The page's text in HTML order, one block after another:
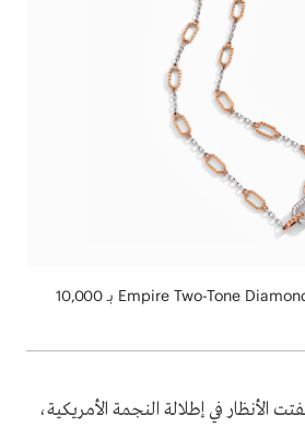
قلادة Empire Two-Tone Diamond Collar Necklace بـ 10,000
الأنظار في إطلالة النجمة الأمريكية،